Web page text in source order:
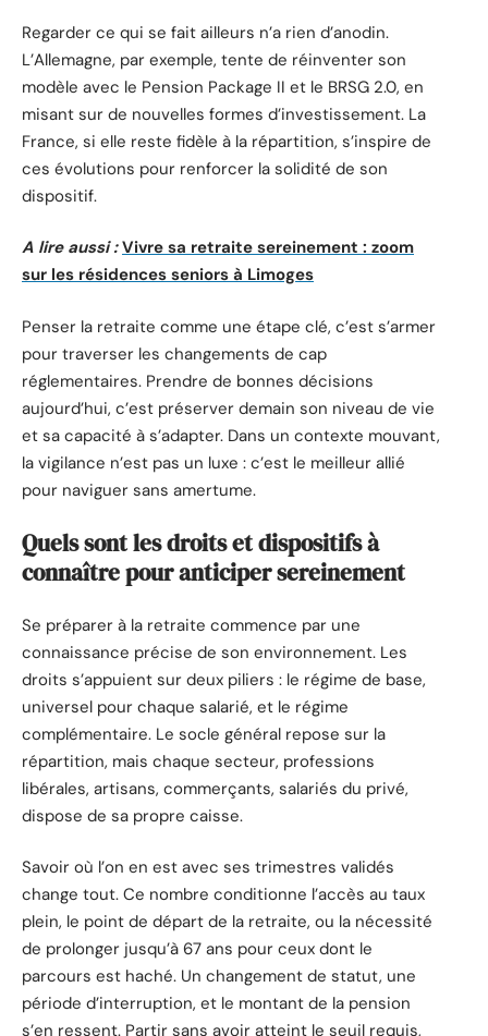
Regarder ce qui se fait ailleurs n’a rien d’anodin.
L’Allemagne, par exemple, tente de réinventer son
modèle avec le Pension Package II et le BRSG 2.0, en
misant sur de nouvelles formes d’investissement. La
France, si elle reste fidèle à la répartition, s’inspire de
ces évolutions pour renforcer la solidité de son
dispositif.
A lire aussi : Vivre sa retraite sereinement : zoom
sur les résidences seniors à Limoges
Penser la retraite comme une étape clé, c’est s’armer
pour traverser les changements de cap
réglementaires. Prendre de bonnes décisions
aujourd’hui, c’est préserver demain son niveau de vie
et sa capacité à s’adapter. Dans un contexte mouvant,
la vigilance n’est pas un luxe : c’est le meilleur allié
pour naviguer sans amertume.
Quels sont les droits et dispositifs à
connaître pour anticiper sereinement
Se préparer à la retraite commence par une
connaissance précise de son environnement. Les
droits s’appuient sur deux piliers : le régime de base,
universel pour chaque salarié, et le régime
complémentaire. Le socle général repose sur la
répartition, mais chaque secteur, professions
libérales, artisans, commerçants, salariés du privé,
dispose de sa propre caisse.
Savoir où l’on en est avec ses trimestres validés
change tout. Ce nombre conditionne l’accès au taux
plein, le point de départ de la retraite, ou la nécessité
de prolonger jusqu’à 67 ans pour ceux dont le
parcours est haché. Un changement de statut, une
période d’interruption, et le montant de la pension
s’en ressent. Partir sans avoir atteint le seuil requis,